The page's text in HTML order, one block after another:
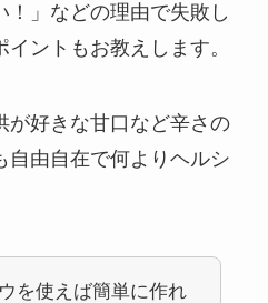
」などの理由で失敗し
ントもお教えします。
が好きな甘口など辛さの
自由自在で何よりヘルシ
を使えば簡単に作れ